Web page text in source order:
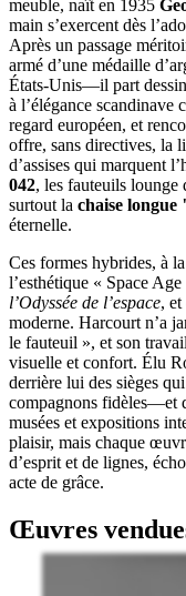
meuble, naît en 1935
main s’exercent dès
Après un passage
armé d’une médaille
États-Unis—il part
à l’élégance scandinave
regard européen, et
offre, sans directives, la
d’assises qui marquent
042, les fauteuils lounge
surtout la chaise
éternelle.
Ces formes hybrides, à
l’esthétique « Space
l’Odyssée de l’espace,
moderne. Harcourt n’a
le fauteuil », et son
visuelle et confort. Élu
derrière lui des sièges
compagnons fidèles—et
musées et expositions
plaisir, mais chaque
d’esprit et de lignes,
acte de grâce.
Œuvres